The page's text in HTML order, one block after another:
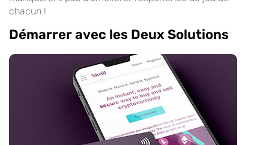
chacun !
Démarrer avec les Deux Solutions